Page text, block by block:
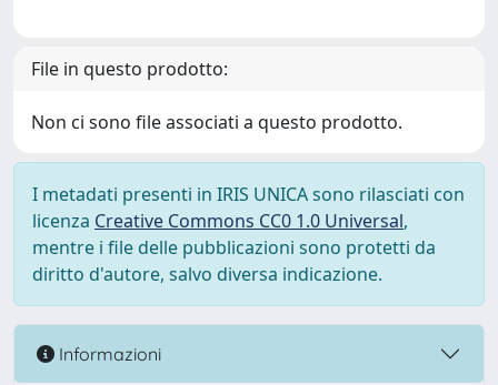
File in questo prodotto:
Non ci sono file associati a questo prodotto.
I metadati presenti in IRIS UNICA sono rilasciati con
licenza Creative Commons CC0 1.0 Universal,
mentre i file delle pubblicazioni sono protetti da
diritto d'autore, salvo diversa indicazione.
Informazioni